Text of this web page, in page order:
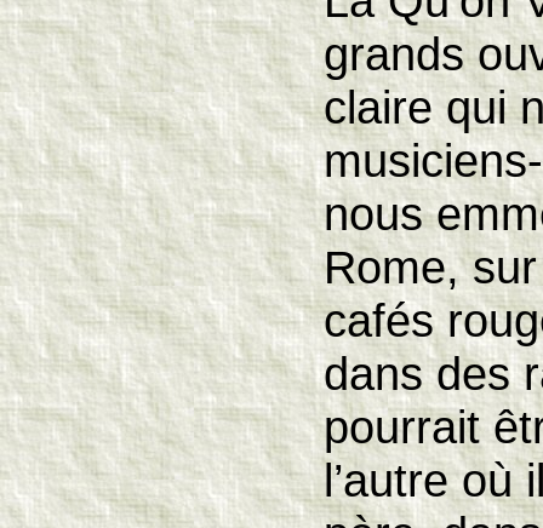
grands
claire qui
nous
Rome,
cafés
dans des
pourrait
l’autre où